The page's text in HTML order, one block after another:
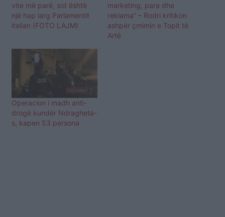
vite më parë, sot është
një hap larg Parlamentit
italian (FOTO LAJM)
marketing, para dhe
reklama” – Rodri kritikon
ashpër çmimin e Topit të
Artë
Operacion i madh anti-
drogë kundër Ndragheta-
s, kapen 53 persona